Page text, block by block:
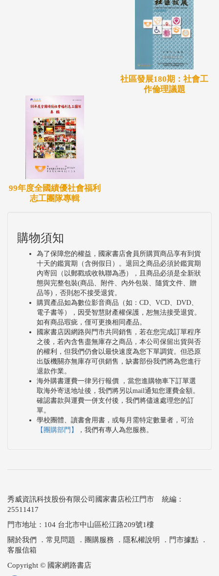
社區發展180期：社會工
作倫理議題
99年度全國績優社會福利
志工團隊專輯
購物須知
為了保障您的權益，國家書店會員所購買商品享有到貨
十天的鑑賞期（含例假日）。退回之商品必須於鑑賞期
內寄回（以郵戳或收執聯為憑），且商品必須是全新狀
態與完整包裝(商品、附件、內外包裝、隨貨文件、贈
品等)，否則恕不接受退貨。
購買產品如為數位影音商品（如：CD、VCD、DVD、
電子書等），因受智慧財產權保護，恕無法接受退貨。
如有商品瑕疵，僅可更換相同產品。
國家書店因網路與門市共同銷售，若在您完成訂單程序
之後，若內含售盡無庫存之商品，本公司保留出貨與否
的權利，但我們仍會以最快速度為您下單調貨。但恐原
出版機關亦無庫存可供銷售，缺書部份我們將為您進行
退款作業。
海外購書運費一律另行報價 ，當您進購物車下訂單選
取海外寄送地址後，我們將另以mail通知您運費金額。
確認書款與運費一併支付後，我們將儘速處理您的訂
單。
學校團體、讀書會用書，或每月需特定數量者，可洽
【團購部門】
，我們有專人為您服務。
秀威資訊科技股份有限公司國家書店松江門市 統編：
25511417
門市地址：104 台北市中山區松江路209號1樓
關於我們
． 常見問題 ． 團購服務 ． 隱私權說明 ． 門市據點 ．
客服信箱
Copyright © 國家網路書店